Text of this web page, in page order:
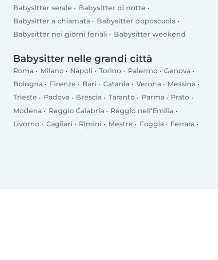
Babysitter serale
Babysitter di notte
Babysitter a chiamata
Babysitter doposcuola
Babysitter nei giorni feriali
Babysitter weekend
Babysitter nelle grandi città
Roma Milano Napoli Torino Palermo
Genova
Bologna
Firenze Bari Catania Verona
Messina
Trieste
Padova Brescia Taranto Parma
Prato
Modena
Reggio Calabria
Reggio nell'Emilia
Livorno
Cagliari Rimini Mestre Foggia
Ferrara
Salerno
Siracusa